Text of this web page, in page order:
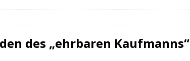
des „ehrbaren Kaufmanns“